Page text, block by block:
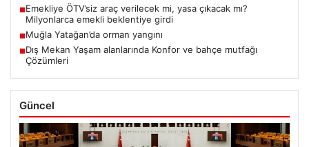
■Emekliye ÖTV’siz araç verilecek mi, yasa çıkacak mı?
Milyonlarca emekli beklentiye girdi
■Muğla Yatağan’da orman yangını
■Dış Mekan Yaşam alanlarında Konfor ve bahçe mutfağı
Çözümleri
Güncel